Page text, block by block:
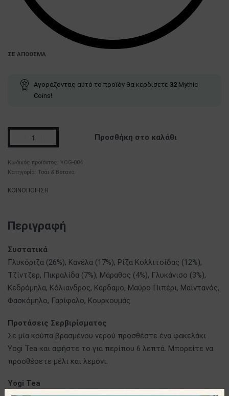
ΣΕ ΑΠΌΘΕΜΑ
Αγοράζοντας αυτό το προϊόν θα κερδίσετε 32 Mythic
Coins!
Προσθήκη στο καλάθι
YOG-004
Κατηγορία: Τσάι & Βότανα
ΚΟΙΝΟΠΟΙΗΣΗ
Περιγραφή
Συστατικά
Γλυκόριζα (26%), Κανέλα (17%), Ρίζα Κολλιτσίδας (12%),
Τζίντζερ, Πικραλίδα (7%), Μάραθος (4%), Γλυκάνισο (3%),
Κεδρόμηλα, Κόλιανδρος, Κάρδαμο, Μαύρο Πιπέρι, Μαϊντανός,
Φασκόμηλο, Γαρίφαλο, Κουρκουμάς
Προτάσεις Σερβιρίσματος
Σε μία κούπα βρασμένου νερού προσθέστε ένα φακελάκι
Yogi Tea και αφήστε το για περίπου 6 λεπτά. Μπορείτε να
προσθέσετε μέλι και λεμόνι.
Yogi Tea